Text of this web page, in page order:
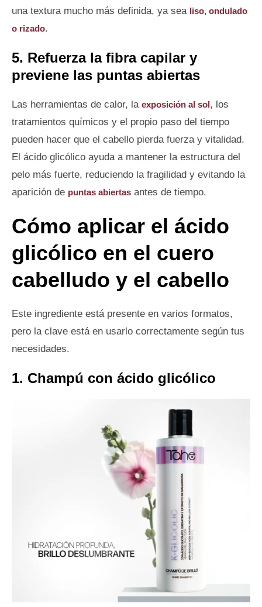
una textura mucho más definida, ya sea liso, ondulado
o rizado.
5. Refuerza la fibra capilar y
previene las puntas abiertas
Las herramientas de calor, la exposición al sol, los
tratamientos químicos y el propio paso del tiempo
pueden hacer que el cabello pierda fuerza y vitalidad.
El ácido glicólico ayuda a mantener la estructura del
pelo más fuerte, reduciendo la fragilidad y evitando la
aparición de puntas abiertas antes de tiempo.
Cómo aplicar el ácido
glicólico en el cuero
cabelludo y el cabello
Este ingrediente está presente en varios formatos,
pero la clave está en usarlo correctamente según tus
necesidades.
1. Champú con ácido glicólico